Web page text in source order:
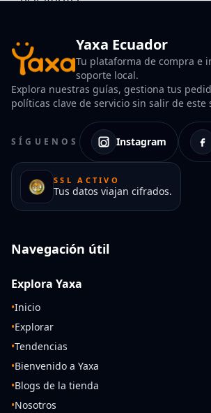
Yaxa Ecuador
Tu plataforma de compra e
soporte local.
Explora nuestras guías, gestiona tus
políticas clave de servicio sin salir de este
SÍGUENOS Instagram
SSL ACTIVO
Tus datos viajan cifrados.
Navegación útil
Explora Yaxa
•Inicio
•Explorar
•Tendencias
•Bienvenido a Yaxa
•Blogs de la tienda
•Nosotros